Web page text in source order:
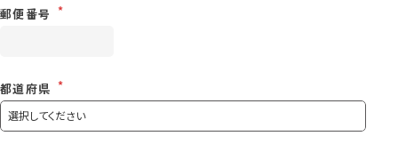
郵便番号
都道府県